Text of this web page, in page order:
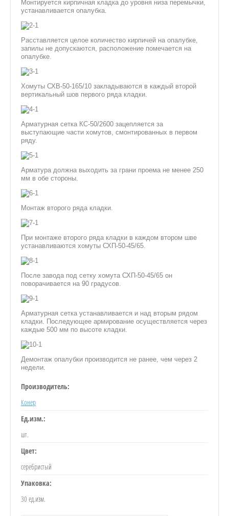
Монтируется кирпичная кладка до уровня низа перемычки,
устанавливается опалубка.
Расставляется целое количество кирпичей на опалубке,
запилы не допускаются, расположение помечается на
опалубке.
Хомуты СХВ-50-165/10 закладываются в каждый второй
вертикальный шов первого ряда кладки.
Арматурная сетка КС-50/2600 зацепляется за
выступающие части хомутов, смонтированных в первом
ряду.
Арматура должна выходить за грани проема не менее 250
мм в обе стороны.
Монтаж второго ряда кладки.
При монтаже второго ряда кладки в каждом втором шве
устанавливаются хомуты СХП-50-45/65.
После завода под сетку хомута СХП-50-45/65 он
поворачивается на 90 градусов.
Арматурная сетка устанавливается и над вторым рядом
кладки. Последующее армирование осуществляется через
каждые 500 мм по высоте кладки.
Демонтаж опалубки производится не ранее, чем через 2
недели.
Производитель:
Конер
Ед.изм.:
шт.
Цвет:
серебристый
Упаковка:
30 ед.изм.